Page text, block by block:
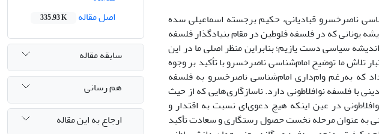
ناصرخسرو قبادیانی، حکیم برجسته اسماعیلی سده
یونانی که در فلسفه فلوطین در مقام بنیادگذار فلسفه
سیاسی دست یازیم؛ بنابراین منظر اصلی ما در این
تلاش ما توضیح امام‌شناسی ناصرخسرو با تأکید بر وجوه
که به‌رغم وام‌داری امام‌شناسی ناصرخسرو به فلسفه
با فلسفه نوافلاطونی دارد. ناسازگاری‌هایی که از حیث
در عین اینکه هیچ دعوی‌ای نسبت به اقتدار و
به عنوان مرحله نخست حصول رستگاری و سعادت تأکید
اصل مقاله
335.93 K
سابقه مقاله
هم رسانی
ارجاع به این مقاله